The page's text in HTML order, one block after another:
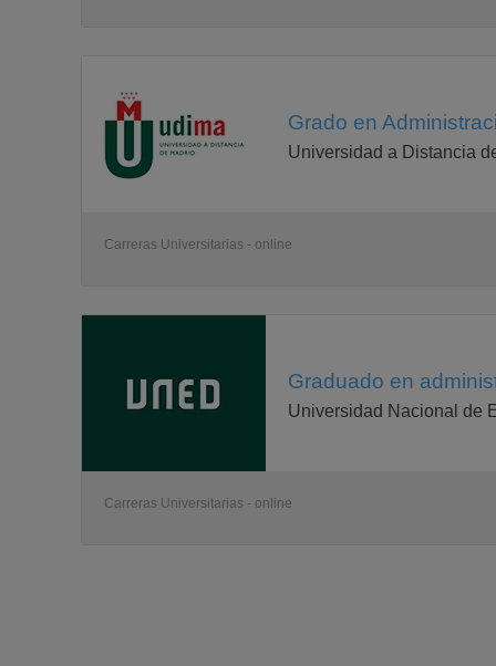
Grado en
Universidad a Distancia
Carreras Universitarias - online
Graduado en
Universidad Nacional de
Carreras Universitarias - online